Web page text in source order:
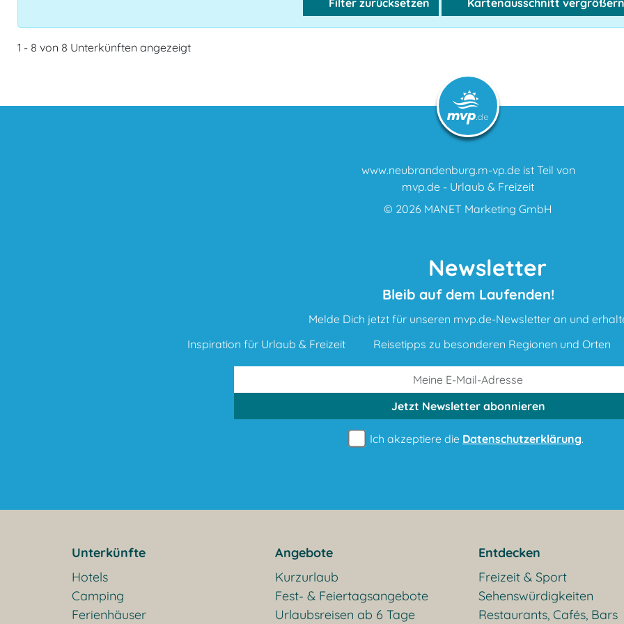
Filter zurücksetzen Kartenausschnitt vergrößern
1 - 8 von 8 Unterkünften angezeigt
www.neubrandenburg.m-vp.de ist Teil von
mvp.de - Urlaub & Freizeit
© 2026 MANET Marketing GmbH
Newsletter
Bleib auf dem Laufenden!
Melde Dich jetzt für unseren mvp.de-Newsletter an und
Inspiration für Urlaub & Freizeit
Reisetipps zu besonderen Regionen und Orten
Jetzt Newsletterabonnieren
Ich akzeptiere die Datenschutzerklärung.
Unterkünfte
Hotels
Camping
Ferienhäuser
Angebote
Kurzurlaub
Fest- & Feiertagsangebote
Urlaubsreisen ab 6 Tage
Entdecken
Freizeit & Sport
Sehenswürdigkeiten
Restaurants, Cafés, Bars